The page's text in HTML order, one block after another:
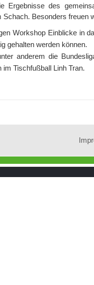
Ergebnisse des
Besonders freuen
Workshop Einblicke in
gehalten werden können.
anderem die
Tischfußball Linh Tran.